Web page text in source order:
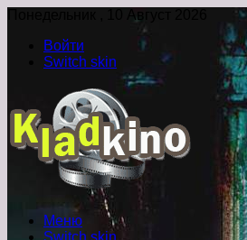
Понедельник , 10 Август 2026
Войти
Switch skin
Меню
Switch skin